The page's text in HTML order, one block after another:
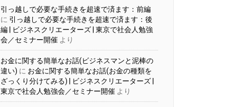
引っ越しで必要な手続きを超速で済ます：前編
に 引っ越しで必要な手続きを超速で済ます：後
編 | ビジネスクリエーターズ | 東京で社会人勉強
会／セミナー開催 より
お金に関する簡単なお話(ビジネスマンと泥棒の
違い) に お金に関する簡単なお話(お金の種類を
ざっくり分けてみる) | ビジネスクリエーターズ |
東京で社会人勉強会／セミナー開催 より